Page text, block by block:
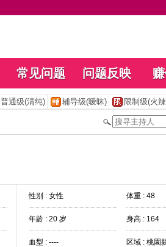
常见问题 问题反映
普通级(清纯) 辅导级(暧昧) 限制级(火
性别 : 女性 体重 : 48
年龄 : 20 岁 身高 : 164
血型 : ---- 区域 : 桃園